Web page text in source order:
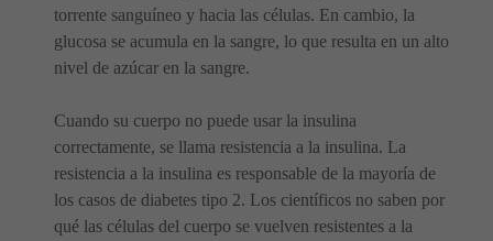
torrente sanguíneo y hacia las células. En cambio, la
glucosa se acumula en la sangre, lo que resulta en un alto
nivel de azúcar en la sangre.
Cuando su cuerpo no puede usar la insulina
correctamente, se llama resistencia a la insulina. La
resistencia a la insulina es responsable de la mayoría de
los casos de diabetes tipo 2. Los científicos no saben por
qué las células del cuerpo se vuelven resistentes a la